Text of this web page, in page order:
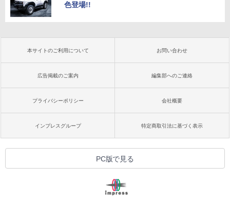
色登場!!
本サイトのご利用について お問い合わせ
広告掲載のご案内 編集部へのご連絡
プライバシーポリシー 会社概要
インプレスグループ 特定商取引法に基づく表示
PC版で見る